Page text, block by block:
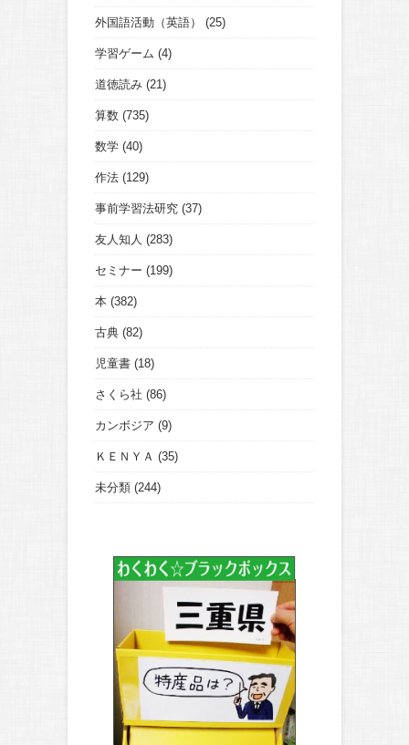
外国語活動（英語） (25)
学習ゲーム (4)
道徳読み (21)
算数 (735)
数学 (40)
作法 (129)
事前学習法研究 (37)
友人知人 (283)
セミナー (199)
本 (382)
古典 (82)
児童書 (18)
さくら社 (86)
カンボジア (9)
ＫＥＮＹＡ (35)
未分類 (244)